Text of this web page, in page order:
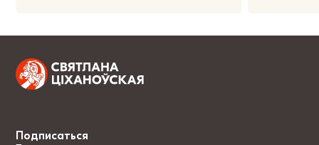
Подписаться